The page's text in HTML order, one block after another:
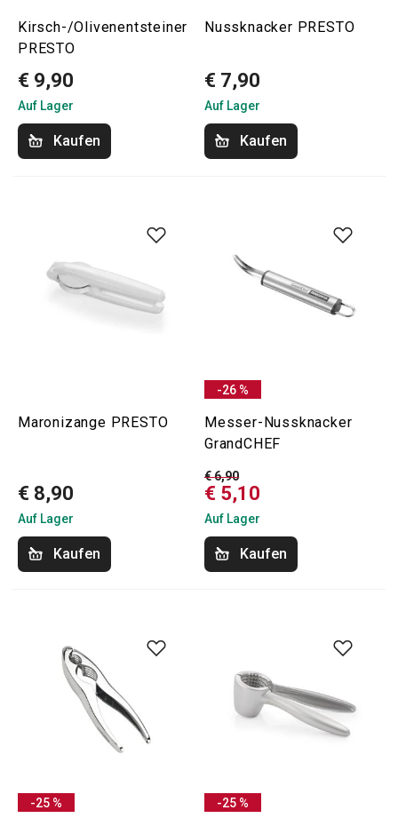
Kirsch-/Olivenentsteiner
PRESTO
€ 9,90
Auf Lager
Kaufen
Nussknacker PRESTO
€ 7,90
Auf Lager
Kaufen
Maronizange PRESTO
€ 8,90
Auf Lager
Kaufen
-26 %
Messer-Nussknacker
GrandCHEF
€ 6,90
€ 5,10
Auf Lager
Kaufen
-25 % -25 %